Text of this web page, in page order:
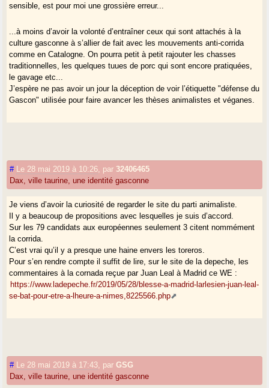
sensible, est pour moi une grossière erreur...
...à moins d’avoir la volonté d’entraîner ceux qui sont attachés à la
culture gasconne à s’allier de fait avec les mouvements anti-corrida
comme en Catalogne. On pourra petit à petit rajouter les chasses
traditionnelles, les quelques tuues de porc qui sont encore pratiquées,
le gavage etc...
J’espère ne pas avoir un jour la déception de voir l’étiquette "défense du
Gascon" utilisée pour faire avancer les thèses animalistes et véganes.
# Le 28 mai 2019 à 10:26 par32406465
Dax, ville taurine, une identité gasconne
Je viens d’avoir la curiosité de regarder le site du parti animaliste.
Il y a beaucoup de propositions avec lesquelles je suis d’accord.
Sur les 79 candidats aux européennes seulement 3 citent nommément
la corrida.
C’est vrai qu’il y a presque une haine envers les toreros.
Pour s’en rendre compte il suffit de lire, sur le site de la depeche, les
commentaires à la cornada reçue par Juan Leal à Madrid ce WE :
https://www.ladepeche.fr/2019/05/28/blesse-a-madrid-larlesien-juan-leal-
se-bat-pour-etre-a-lheure-a-nimes,8225566.php
# Le 28 mai 2019 à 17:43 parGSG
Dax, ville taurine, une identité gasconne